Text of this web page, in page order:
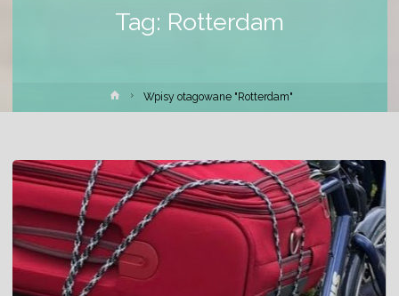
Tag: Rotterdam
Strona
główna
Wpisy otagowane "Rotterdam"